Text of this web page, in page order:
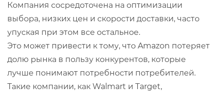
Компания сосредоточена на оптимизации
выбора, низких цен и скорости доставки, часто
упуская при этом все остальное.
Это может привести к тому, что Amazon потеряет
долю рынка в пользу конкурентов, которые
лучше понимают потребности потребителей.
Такие компании, как Walmart и Target,